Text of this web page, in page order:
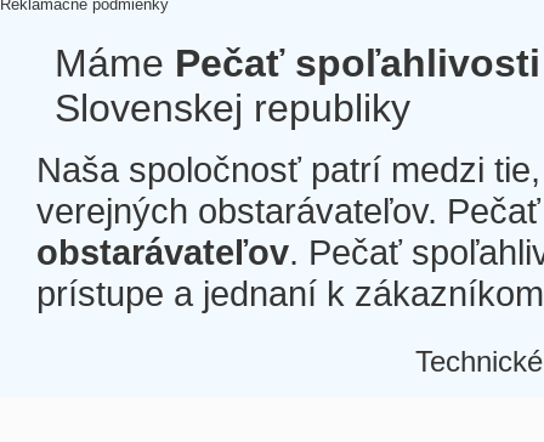
Reklamačné podmienky
Máme Pečať spoľahlivosti
Slovenskej republiky
Naša spoločnosť patrí medzi
verejných obstarávateľov.
obstarávateľov. Pečať
prístupe a jednaní k